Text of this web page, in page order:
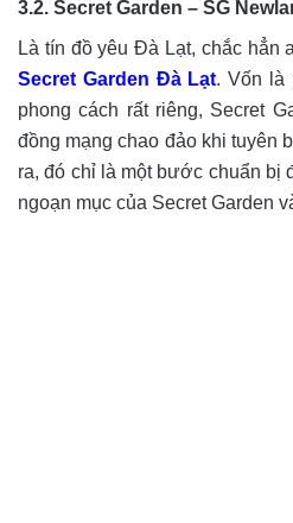
3.2. Secret Garden – SG
Là tín đồ yêu Đà Lạt, chắc hẳn
Secret Garden Đà Lạt. Vốn là
phong cách rất riêng, Secret
đồng mạng chao đảo khi tuyên
ra, đó chỉ là một bước chuẩn bị
ngoạn mục của Secret Garden